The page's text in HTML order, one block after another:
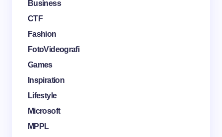
Business
CTF
Fashion
FotoVideografi
Games
Inspiration
Lifestyle
Microsoft
MPPL